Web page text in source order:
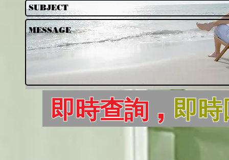
即時查詢 , 即時